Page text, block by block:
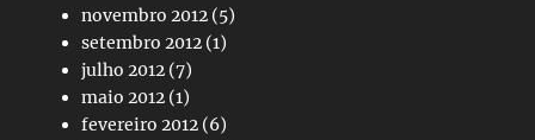
novembro 2012 (5)
setembro 2012 (1)
julho 2012 (7)
maio 2012 (1)
fevereiro 2012 (6)